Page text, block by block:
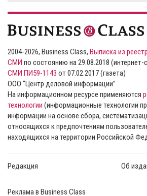
2004-2026, Business Class, Выписка из
СМИ по состоянию на 29.08.2018 (интернет-
СМИ ПИ59-1143 от 07.02.2017 (газета)
ООО “Центр деловой информации”
На информационном ресурсе применяются
технологии (информационные технологии
информации на основе сбора,
относящихся к предпочтениям
находящихся на территории Российской
Редакция Об
Реклама в Business Class